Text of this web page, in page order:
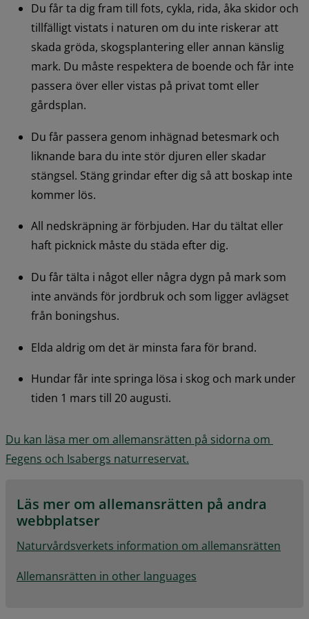
Du får ta dig fram till fots, cykla, rida, åka skidor och
tillfälligt vistats i naturen om du inte riskerar att
skada gröda, skogsplantering eller annan känslig
mark. Du måste respektera de boende och får inte
passera över eller vistas på privat tomt eller
gårdsplan.
Du får passera genom inhägnad betesmark och
liknande bara du inte stör djuren eller skadar
stängsel. Stäng grindar efter dig så att boskap inte
kommer lös.
All nedskräpning är förbjuden. Har du tältat eller
haft picknick måste du städa efter dig.
Du får tälta i något eller några dygn på mark som
inte används för jordbruk och som ligger avlägset
från boningshus.
Elda aldrig om det är minsta fara för brand.
Hundar får inte springa lösa i skog och mark under
tiden 1 mars till 20 augusti.
Du kan läsa mer om allemansrätten på sidorna om
Fegens och Isabergs naturreservat.
Läs mer om allemansrätten på andra
webbplatser
Naturvårdsverkets information om allemansrätten
Allemansrätten in other languages